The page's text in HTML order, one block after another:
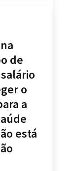
de
o
a
está